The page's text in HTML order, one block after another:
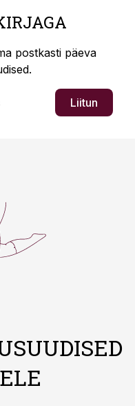
postkasti päeva
Liitun